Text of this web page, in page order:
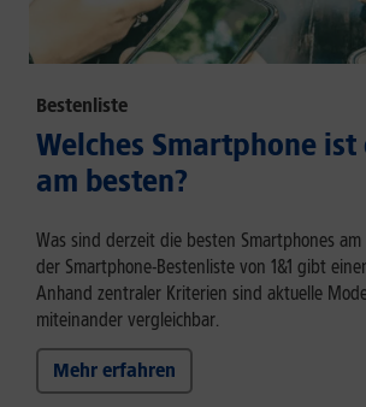
Bestenliste
Welches Smartphone
am besten?
Was sind derzeit die besten Smartphones am
der Smartphone-Bestenliste von 1&1 gibt
Anhand zentraler Kriterien sind aktuelle
miteinander vergleichbar.
Mehr erfahren